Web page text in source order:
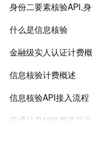
身份二要素核验API,
什么是信息核验
金融级实人认证计费
信息核验计费概述
信息核验API接入流程
开通信息核验服务后